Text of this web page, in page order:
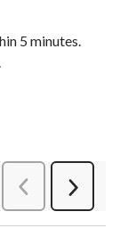
5 minutes.
Suivant